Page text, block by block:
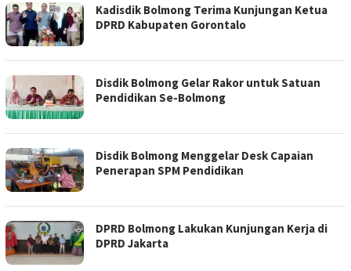
JUARANEWS.CO
Kadisdik Bolmong Terima Kunjungan Ketua
DPRD Kabupaten Gorontalo
Disdik Bolmong Gelar Rakor untuk Satuan
Pendidikan Se-Bolmong
Disdik Bolmong Menggelar Desk Capaian
Penerapan SPM Pendidikan
DPRD Bolmong Lakukan Kunjungan Kerja di
DPRD Jakarta